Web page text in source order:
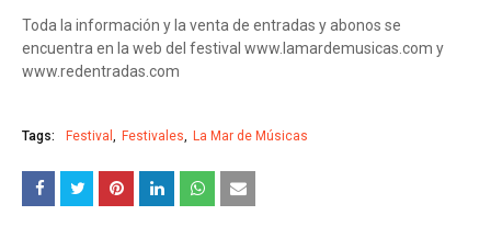
Toda la información y la venta de entradas y abonos se
encuentra en la web del festival www.lamardemusicas.com y
www.redentradas.com
Tags: Festival Festivales La Mar de Músicas